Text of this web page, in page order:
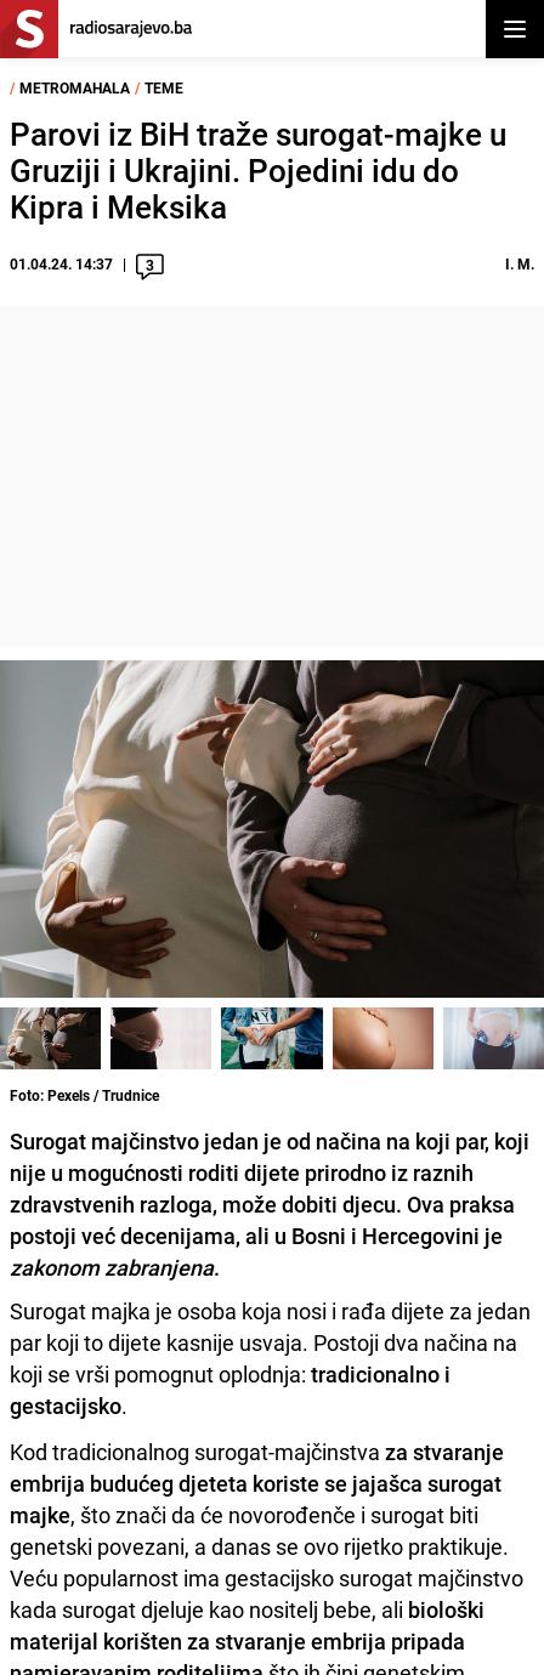
/ METROMAHALA / TEME
Parovi iz BiH traže surogat-majke u
Gruziji i Ukrajini. Pojedini idu do
Kipra i Meksika
01.04.24. 14:37 3 I. M.
Foto: Pexels / Trudnice
Surogat majčinstvo jedan je od načina na koji par, koji
nije u mogućnosti roditi dijete prirodno iz raznih
zdravstvenih razloga, može dobiti djecu. Ova praksa
postoji već decenijama, ali u Bosni i Hercegovini je
zakonom zabranjena.
Surogat majka je osoba koja nosi i rađa dijete za jedan
par koji to dijete kasnije usvaja. Postoji dva načina na
koji se vrši pomognut oplodnja: tradicionalno i
gestacijsko.
Kod tradicionalnog surogat-majčinstva za stvaranje
embrija budućeg djeteta koriste se jajašca surogat
majke, što znači da će novorođenče i surogat biti
genetski povezani, a danas se ovo rijetko praktikuje.
Veću popularnost ima gestacijsko surogat majčinstvo
kada surogat djeluje kao nositelj bebe, ali biološki
materijal korišten za stvaranje embrija pripada